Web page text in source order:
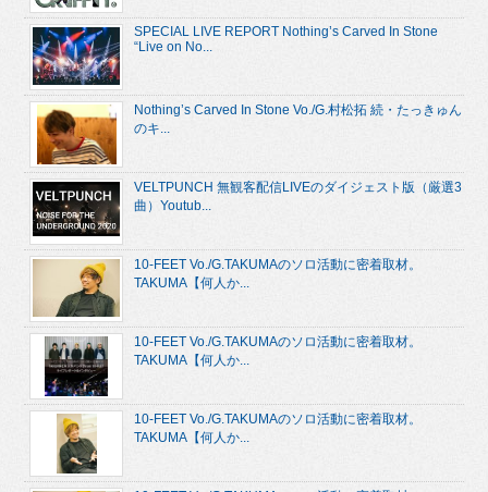
SPECIAL LIVE REPORT Nothing’s Carved In Stone
“Live on No...
Nothing’s Carved In Stone Vo./G.村松拓 続・たっきゅん
のキ...
VELTPUNCH 無観客配信LIVEのダイジェスト版（厳選3
曲）Youtub...
10-FEET Vo./G.TAKUMAのソロ活動に密着取材。
TAKUMA【何人か...
10-FEET Vo./G.TAKUMAのソロ活動に密着取材。
TAKUMA【何人か...
10-FEET Vo./G.TAKUMAのソロ活動に密着取材。
TAKUMA【何人か...